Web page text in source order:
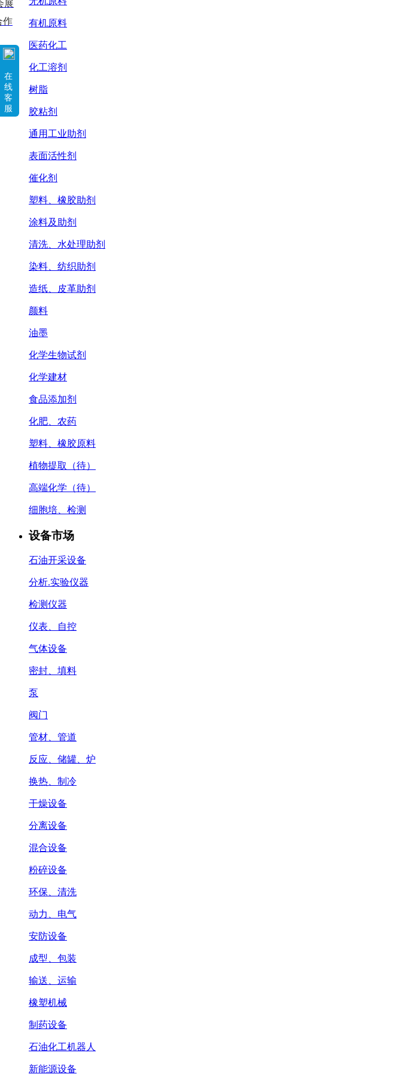
有机原料
医药化工
化工溶剂
树脂
胶粘剂
通用工业助剂
表面活性剂
催化剂
塑料、橡胶助剂
涂料及助剂
清洗、水处理助剂
染料、纺织助剂
造纸、皮革助剂
颜料
油墨
化学生物试剂
化学建材
食品添加剂
化肥、农药
塑料、橡胶原料
植物提取（待）
高端化学（待）
细胞培、检测
设备市场
石油开采设备
分析.实验仪器
检测仪器
仪表、自控
气体设备
密封、填料
泵
阀门
管材、管道
反应、储罐、炉
换热、制冷
干燥设备
分离设备
混合设备
粉碎设备
环保、清洗
动力、电气
安防设备
成型、包装
输送、运输
橡塑机械
制药设备
石油化工机器人
新能源设备
展
作
在
线
客
服